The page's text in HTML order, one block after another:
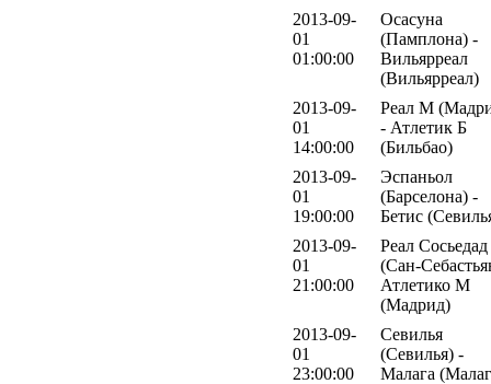
2013-09-
01
01:00:00
Осасуна
(Памплона) -
Вильярреал
(Вильярреал)
2013-09-
01
14:00:00
Реал М
- Атлетик Б
(Бильбао)
2013-09-
01
19:00:00
Эспаньол
(Барселона) -
Бетис
2013-09-
01
21:00:00
Реал Сосьедад
(Сан-
Атлетико М
(Мадрид)
2013-09-
01
23:00:00
Севилья
(Севилья) -
Малага